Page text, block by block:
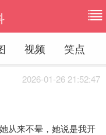
视频 笑点
2026-01-26 21:52:47
从来不晕，她说是我开